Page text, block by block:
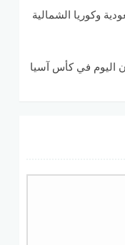
وكوريا الشمالية
اليوم في كأس آسيا